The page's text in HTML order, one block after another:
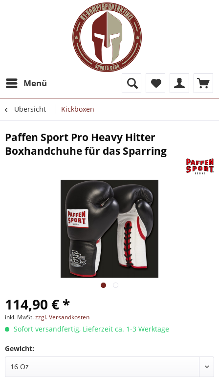
Menü
Übersicht Kickboxen
Paffen Sport Pro Heavy Hitter
Boxhandchuhe für das Sparring
114,90 € *
inkl. MwSt.zzgl. Versandkosten
Sofort versandfertig, Lieferzeit ca. 1-3 Werktage
Gewicht: